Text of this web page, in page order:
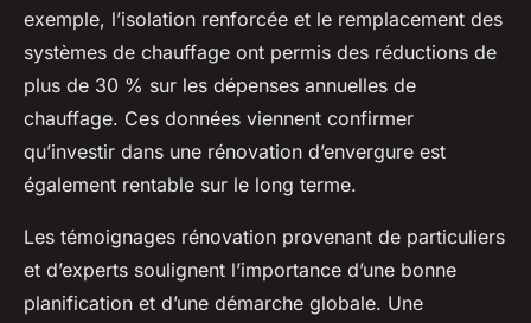
exemple, l’isolation renforcée et le remplacement des
systèmes de chauffage ont permis des réductions de
plus de 30 % sur les dépenses annuelles de
chauffage. Ces données viennent confirmer
qu’investir dans une rénovation d’envergure est
également rentable sur le long terme.
Les témoignages rénovation provenant de particuliers
et d’experts soulignent l’importance d’une bonne
planification et d’une démarche globale. Une